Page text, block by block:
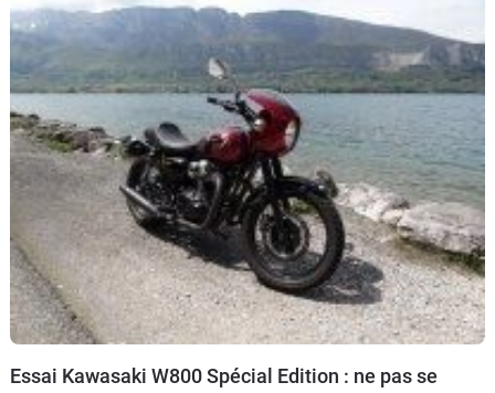
rue.
Essai Kawasaki W800 Spécial Edition : ne pas se